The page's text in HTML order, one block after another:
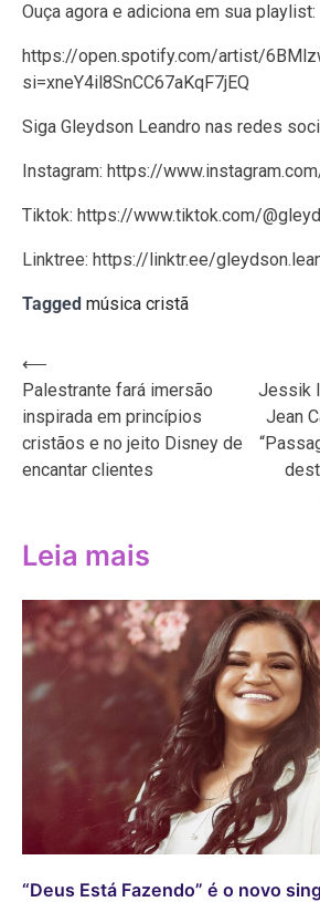
Ouça agora e adiciona em sua playlist:
https://open.spotify.com/artist/
si=xneY4il8SnCC67aKqF7jEQ
Siga Gleydson Leandro nas redes
Instagram: https://
Tiktok: https://www.tiktok.com/
Linktree: https://linktr.ee/
Tagged música cristã
Navegação
de
Post
⟵
Palestrante fará imersão
inspirada em princípios
cristãos e no jeito Disney de
encantar clientes
Jessik
Jean
Leia mais
“Deus Está Fazendo” é o novo